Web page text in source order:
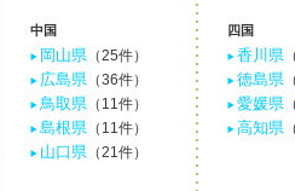
中国
岡山県 （25件）
広島県 （36件）
鳥取県 （11件）
島根県 （11件）
山口県 （21件）
四国
香川県
徳島県
愛媛県
高知県